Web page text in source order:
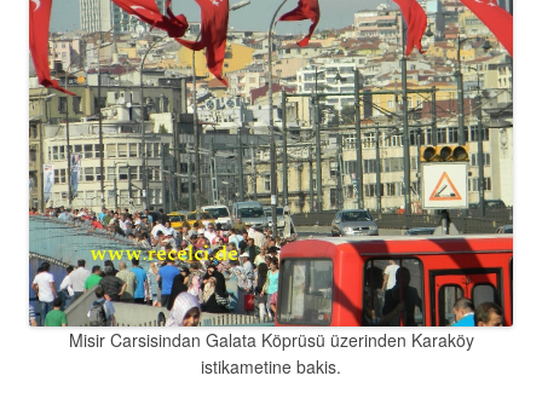
Misir Carsisindan Galata Köprüsü üzerinden Karaköy
istikametine bakis.